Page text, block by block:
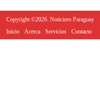
Copyright ©2026. Noticiero Paraguay
Inicio
Acerca Servicios Contacto